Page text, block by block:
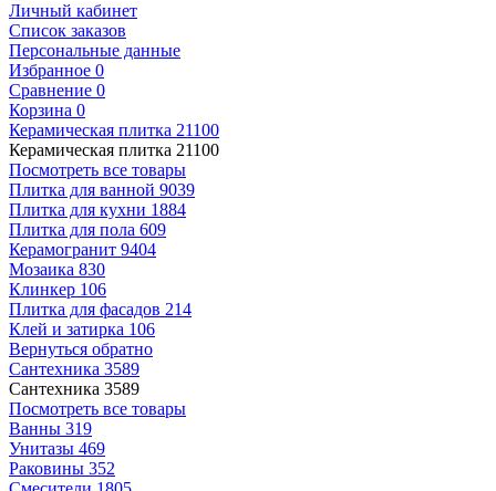
Личный кабинет
Список заказов
Персональные данные
Избранное 0
Сравнение 0
Корзина 0
Керамическая плитка 21100
Керамическая плитка 21100
Посмотреть все товары
Плитка для ванной 9039
Плитка для кухни 1884
Плитка для пола 609
Керамогранит 9404
Мозаика 830
Клинкер 106
Плитка для фасадов 214
Клей и затирка 106
Вернуться обратно
Сантехника 3589
Сантехника 3589
Посмотреть все товары
Ванны 319
Унитазы 469
Раковины 352